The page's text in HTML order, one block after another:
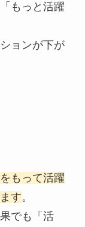
もっと活躍
ョンが下が
もって活躍
す。
でも「活